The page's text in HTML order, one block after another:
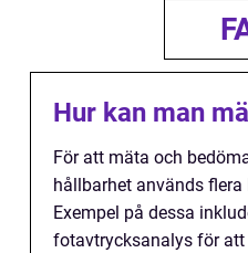
Hur kan man
För att mäta och
hållbarhet används
Exempel på dessa
fotavtrycksanalys för att